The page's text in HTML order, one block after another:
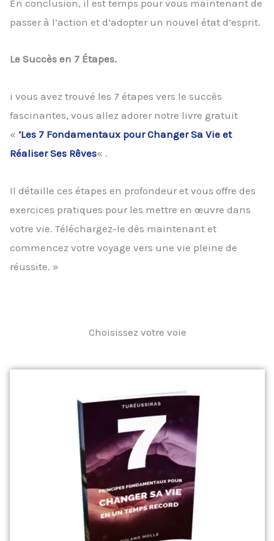
En conclusion, il est temps pour vous maintenant de
passer à l’action et d’adopter un nouvel état d’esprit.
Le Succès en 7 Étapes.
i vous avez trouvé les 7 étapes vers le succès
fascinantes, vous allez adorer notre livre gratuit
« ‘Les 7 Fondamentaux pour Changer Sa Vie et
Réaliser Ses Rêves« .
Il détaille ces étapes en profondeur et vous offre des
exercices pratiques pour les mettre en œuvre dans
votre vie. Téléchargez-le dès maintenant et
commencez votre voyage vers une vie pleine de
réussite. »
Choisissez votre voie